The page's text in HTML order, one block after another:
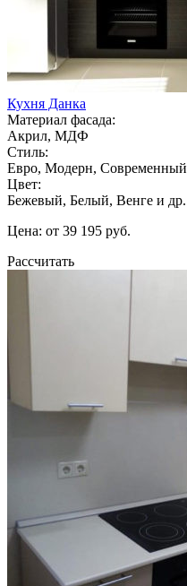
Кухня Данка
Материал фасада:
Акрил, МДФ
Стиль:
Евро, Модерн, Современный
Цвет:
Бежевый, Белый, Венге и др.
Цена: от 39 195 руб.
Рассчитать